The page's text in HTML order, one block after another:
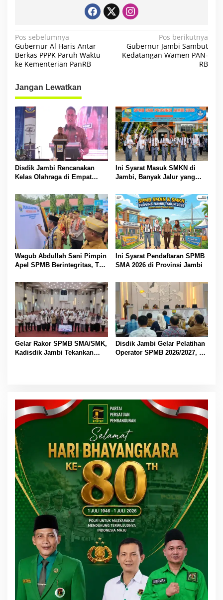
N
a
v
i
g
a
s
i
p
o
s
Pos sebelumnya
Gubernur Al Haris Antar
Berkas PPPK Paruh Waktu
ke Kementerian PanRB
Pos berikutnya
Gubernur Jambi Sambut
Kedatangan Wamen PAN-
RB
Jangan Lewatkan
Disdik Jambi Rencanakan
Kelas Olahraga di Empat
Ini Syarat Masuk SMKN di
Jambi, Banyak Jalur yang
Wagub Abdullah Sani Pimpin
Apel SPMB Berintegritas, Tak
Ini Syarat Pendaftaran SPMB
SMA 2026 di Provinsi Jambi
Gelar Rakor SPMB SMA/SMK,
Kadisdik Jambi Tekankan
Disdik Jambi Gelar Pelatihan
Operator SPMB 2026/2027, M